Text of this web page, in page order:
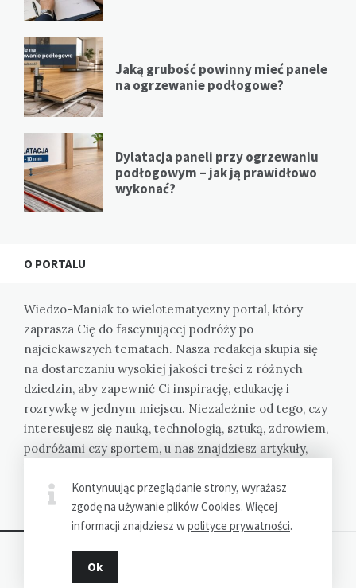
Jaką grubość powinny mieć panele
na ogrzewanie podłogowe?
Dylatacja paneli przy ogrzewaniu
podłogowym – jak ją prawidłowo
wykonać?
O PORTALU
Wiedzo-Maniak to wielotematyczny portal, który
zaprasza Cię do fascynującej podróży po
najciekawszych tematach. Nasza redakcja skupia się
na dostarczaniu wysokiej jakości treści z różnych
dziedzin, aby zapewnić Ci inspirację, edukację i
rozrywkę w jednym miejscu. Niezależnie od tego, czy
interesujesz się nauką, technologią, sztuką, zdrowiem,
podróżami czy sportem, u nas znajdziesz artykuły,
wiedzę.
Dziękujemy za wizytę - Wiedzo-Maniak.pl © 2023
Kontynuując przeglądanie strony, wyrażasz
zgodę na używanie plików Cookies. Więcej
informacji znajdziesz wpolityce prywatności.
Ok